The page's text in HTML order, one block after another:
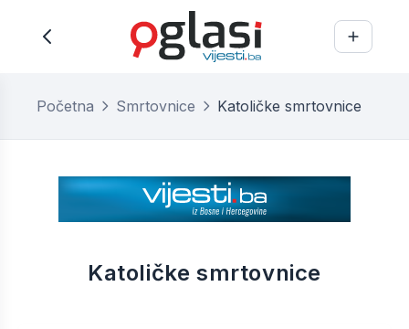
Početna Smrtovnice Katoličke smrtovnice
Katoličke smrtovnice